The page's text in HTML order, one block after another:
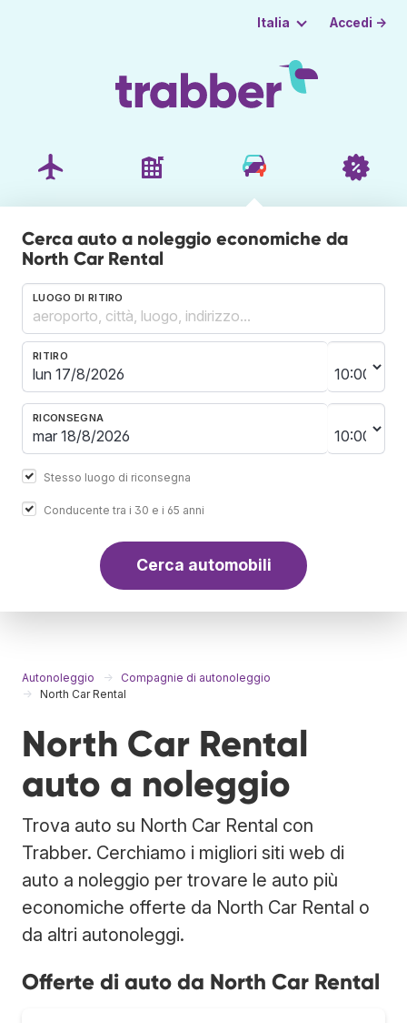
Italia Accedi →
Cerca auto a noleggio economiche da
North Car Rental
LUOGO DI RITIRO
RITIRO
RICONSEGNA
Stesso luogo di riconsegna
Conducente tra i 30 e i 65 anni
Cerca automobili
Autonoleggio
Compagnie di autonoleggio
North Car Rental
North Car Rental
auto a noleggio
Trova auto su North Car Rental con
Trabber. Cerchiamo i migliori siti web di
auto a noleggio per trovare le auto più
economiche offerte da North Car Rental o
da altri autonoleggi.
Offerte di auto da North Car Rental